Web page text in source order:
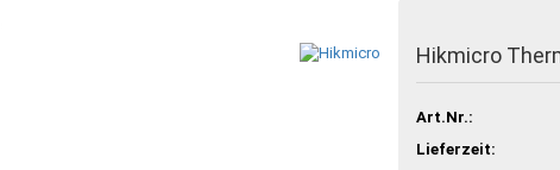
Hikmicro
Art.Nr.:
Lieferzeit: